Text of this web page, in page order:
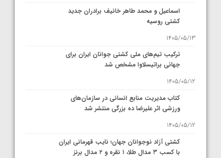
اسماعیل و محمد طاهر خانیف برادران جدید
کشتی روسیه
1405/05/13
ترکیب تیم‌های ملی کشتی جوانان ایران برای
جهانی براتیسلاوا مشخص شد
1405/05/12
کتاب مدیریت منابع انسانی در سازمان‌های
ورزشی اثر علیرضا ده بزرگی منتشر شد
1405/05/12
کشتی آزاد نوجوانان جهان؛ نایب قهرمانی ایران
با کسب ۳ مدال طلا، ۱ نقره و ۲ مدال برنز